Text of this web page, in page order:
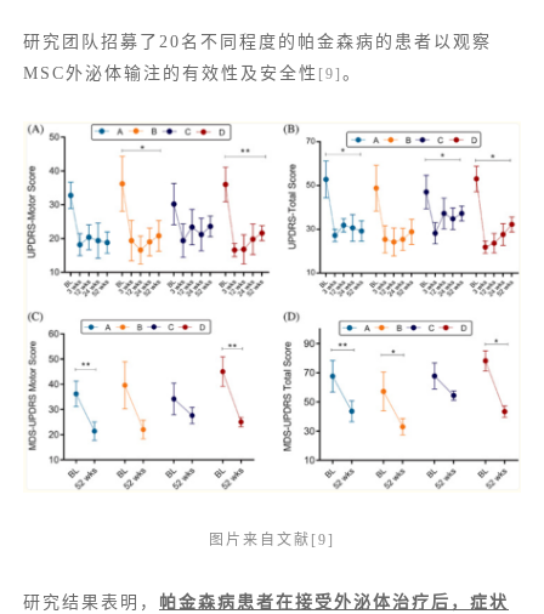
研究团队招募了20名不同程度的帕金森病的患者以观察
MSC外泌体输注的有效性及安全性 [9] 。
图片来自文献[9]
研究结果表明， 帕金森病患者在接受外泌体治疗后，症状